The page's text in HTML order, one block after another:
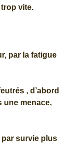
vite.
par la fatigue
, d’abord
une menace,
par survie plus